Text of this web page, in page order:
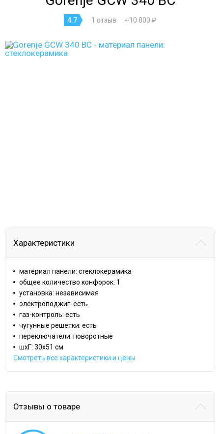
4.7 1 отзыв ~10 800 ₽
Характеристики
материал панели: стеклокерамика
общее количество конфорок: 1
установка: независимая
электроподжиг: есть
газ-контроль: есть
чугунные решетки: есть
переключатели: поворотные
шхГ: 30х51 см
Смотреть все характеристики и цены
Отзывы о товаре